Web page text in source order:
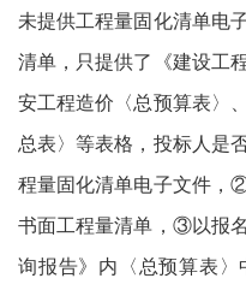
未提供工程量固化清单电
清单，只提供了《建设工
安工程造价〈总预算表〉
总表〉等表格，投标人是
程量固化清单电子文件，
书面工程量清单，③以报
询报告》内〈总预算表